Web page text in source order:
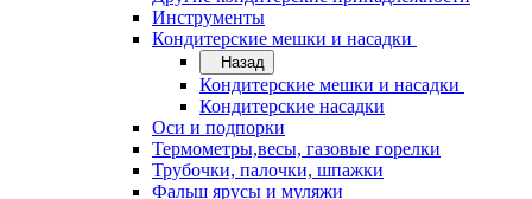
Инструменты
Кондитерские мешки и насадки
Назад
Кондитерские мешки и насадки
Кондитерские насадки
Оси и подпорки
Термометры,весы, газовые горелки
Трубочки, палочки, шпажки
Фальш ярусы и муляжи